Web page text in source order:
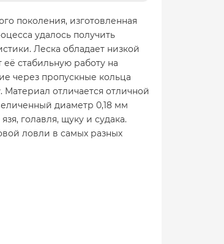
поколения, изготовленная
удалось получить
Леска обладает низкой
стабильную работу на
через пропускные кольца
отличается отличной
диаметр 0,18 мм
голавля, щуку и судака.
ловли в самых разных